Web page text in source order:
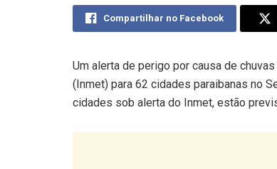
Compartilhar no Facebook
Um alerta de perigo por causa de
(Inmet) para 62 cidades paraibanas no
cidades sob alerta do Inmet, estão